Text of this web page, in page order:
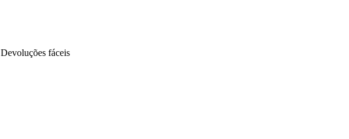
Devoluções fáceis